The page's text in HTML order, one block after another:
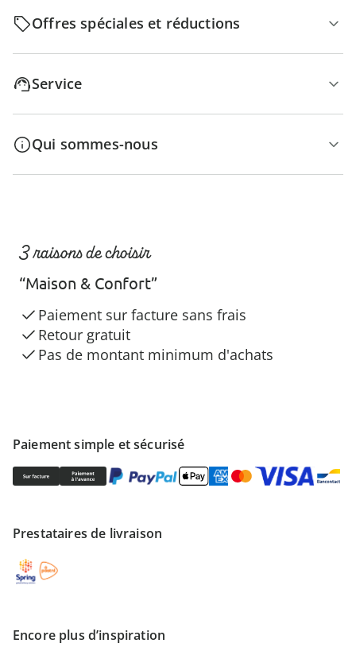
Offres spéciales et réductions
Service
Qui sommes-nous
Paiement simple et sécurisé
Prestataires de livraison
Encore plus d’inspiration
3 raisons de choisir
“Maison & Confort”
Paiement sur facture sans frais
Retour gratuit
Pas de montant minimum d'achats